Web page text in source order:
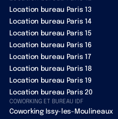
Location bureau Paris 13
Location bureau Paris 14
Location bureau Paris 15
Location bureau Paris 16
Location bureau Paris 17
Location bureau Paris 18
Location bureau Paris 19
Location bureau Paris 20
COWORKING ET BUREAU IDF
Coworking Issy-les-Moulineaux